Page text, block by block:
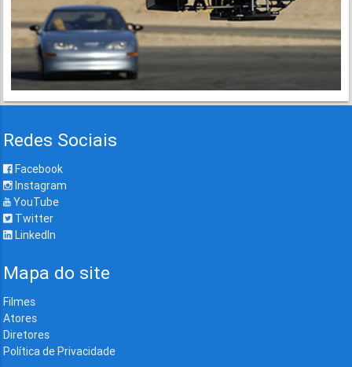
Redes Sociais
Facebook
Instagram
YouTube
Twitter
LinkedIn
Mapa do site
Filmes
Atores
Diretores
Política de Privacidade